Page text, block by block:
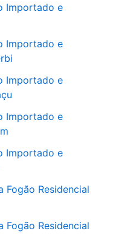
Importado e
Importado e
Importado e
Importado e
Importado e
Fogão Residencial
Fogão Residencial